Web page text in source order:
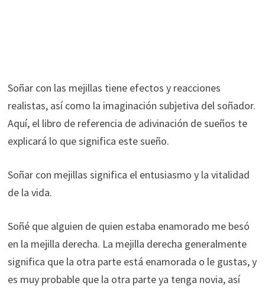
Soñar con las mejillas tiene efectos y reacciones
realistas, así como la imaginación subjetiva del soñador.
Aquí, el libro de referencia de adivinación de sueños te
explicará lo que significa este sueño.
Soñar con mejillas significa el entusiasmo y la vitalidad
de la vida.
Soñé que alguien de quien estaba enamorado me besó
en la mejilla derecha. La mejilla derecha generalmente
significa que la otra parte está enamorada o le gustas, y
es muy probable que la otra parte ya tenga novia, así